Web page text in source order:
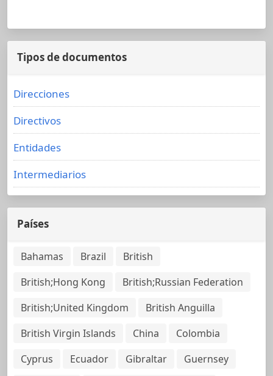
Tipos de documentos
Direcciones
Directivos
Entidades
Intermediarios
Países
Bahamas Brazil
British
British;Hong Kong
British;Russian Federation
British;United Kingdom
British Anguilla
British Virgin Islands
China
Colombia
Cyprus
Ecuador Gibraltar
Guernsey